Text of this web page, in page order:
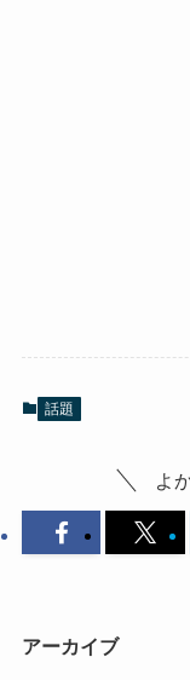
話題
よ
アーカイブ